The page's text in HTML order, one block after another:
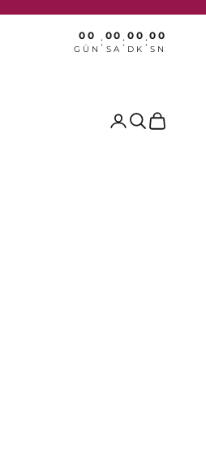
00
GÜN
: 00
SA
: 00
DK
:00
SN
Ara Sepet